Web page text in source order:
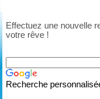
Effectuez une nouvelle
votre rêve !
Recherche